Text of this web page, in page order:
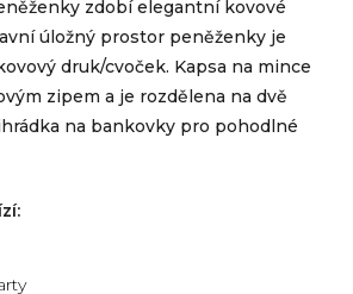
zdobí elegantní kovové
úložný prostor peněženky je
druk/cvoček. Kapsa na mince
zipem a je rozdělena na dvě
na bankovky pro pohodlné